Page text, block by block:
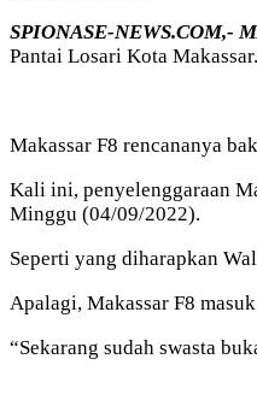
SPIONASE-NEWS.COM,-
Pantai Losari Kota Makassar.
Makassar F8 rencananya
Kali ini, penyelenggaraan
Minggu (04/09/2022).
Seperti yang diharapkan
Apalagi, Makassar F8
“Sekarang sudah swasta